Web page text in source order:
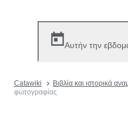
Αυτήν την
Catawiki Βιβλία και ιστορικά
φωτογραφίας